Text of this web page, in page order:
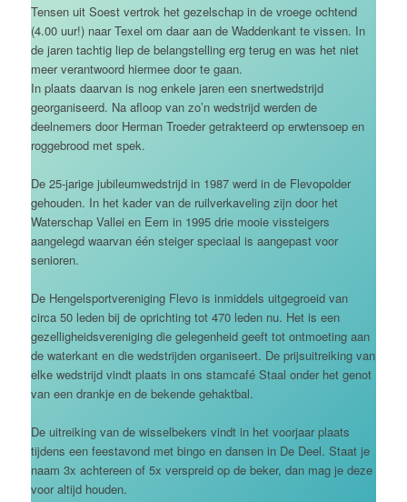
Tensen uit Soest vertrok het gezelschap in de vroege ochtend
(4.00 uur!) naar Texel om daar aan de Waddenkant te vissen. In
de jaren tachtig liep de belangstelling erg terug en was het niet
meer verantwoord hiermee door te gaan.
In plaats daarvan is nog enkele jaren een snertwedstrijd
georganiseerd. Na afloop van zo’n wedstrijd werden de
deelnemers door Herman Troeder getrakteerd op erwtensoep en
roggebrood met spek.
De 25-jarige jubileumwedstrijd in 1987 werd in de Flevopolder
gehouden. In het kader van de ruilverkaveling zijn door het
Waterschap Vallei en Eem in 1995 drie mooie vissteigers
aangelegd waarvan één steiger speciaal is aangepast voor
senioren.
De Hengelsportvereniging Flevo is inmiddels uitgegroeid van
circa 50 leden bij de oprichting tot 470 leden nu. Het is een
gezelligheidsvereniging die gelegenheid geeft tot ontmoeting aan
de waterkant en die wedstrijden organiseert. De prijsuitreiking van
elke wedstrijd vindt plaats in ons stamcafé Staal onder het genot
van een drankje en de bekende gehaktbal.
De uitreiking van de wisselbekers vindt in het voorjaar plaats
tijdens een feestavond met bingo en dansen in De Deel. Staat je
naam 3x achtereen of 5x verspreid op de beker, dan mag je deze
voor altijd houden.